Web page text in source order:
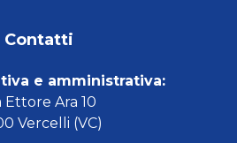
Contatti
e amministrativa:
Ettore Ara 10
Vercelli (VC)